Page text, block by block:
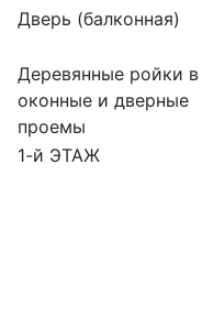
Дверь (балконная)
Деревянные ройки в
оконные и дверные
проемы
1-й ЭТАЖ